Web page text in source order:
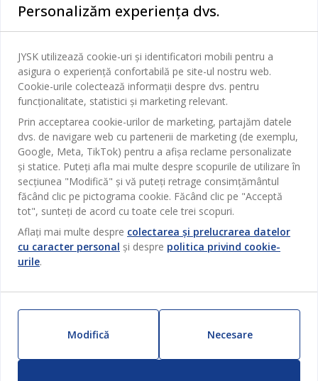
Dormitor
Baie
Birou
Sufragerie
Bucătărie
Depozitare
Perdele
Grădină
Pentru casă
Outlet
Campanie
Serviciul clienți
Contact Relații Clienți
Magazine și program
Broșură
Termeni si conditii vânzări online
Garantia prețului
Garanția Produselor
Politica de confidentialitate
Beneficii pentru clienți
Retur
JYSK
Despre JYSK
JYSK.com
Presă
Locuri de muncă
Newsletter
Sustenabilitate
SEDIU CENTRAL
TAROL-DD S.R.L. str. Jubiliara, 41A mun. Chișinău, Republica
Moldova
JYSK BUSINESS TO BUSINESS
Vânzări și relații clienți persoane juridice
Telefon: 060 531 531
JYSK RELAȚII CLIENȚI
Contact Relații Clienți
Telefon: 022 022 030
E-mail: support@jysk.md
Urmărește Jysk
Personalizăm experiența dvs.
JYSK utilizează cookie-uri și identificatori mobili pentru a
asigura o experiență confortabilă pe site-ul nostru web.
Cookie-urile colectează informații despre dvs. pentru
funcționalitate, statistici și marketing relevant.
Prin acceptarea cookie-urilor de marketing, partajăm datele
dvs. de navigare web cu partenerii de marketing (de exemplu,
Google, Meta, TikTok) pentru a afișa reclame personalizate
și statice. Puteți afla mai multe despre scopurile de utilizare în
secțiunea "Modifică" și vă puteți retrage consimțământul
făcând clic pe pictograma cookie. Făcând clic pe "Acceptă
tot", sunteți de acord cu toate cele trei scopuri.
Aflați mai multe despre colectarea și prelucrarea datelor
cu caracter personal și despre politica privind cookie-
urile.
Modifică Necesare